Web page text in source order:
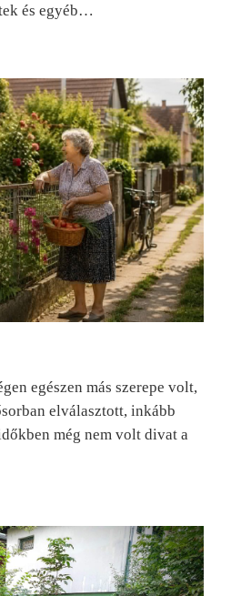
és egyéb…
egészen más szerepe volt,
elválasztott, inkább
még nem volt divat a